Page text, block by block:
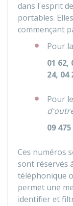
dans l'esprit
portables.
commençant
Pour
01 62,
24, 04
Pour
09 475
Ces numéros
sont réservés
téléphonique
permet une
identifier et